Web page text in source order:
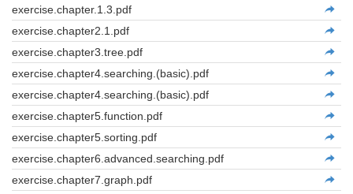
exercise.chapter.1.3.pdf
exercise.chapter2.1.pdf
exercise.chapter3.tree.pdf
exercise.chapter4.searching.(basic).pdf
exercise.chapter4.searching.(basic).pdf
exercise.chapter5.function.pdf
exercise.chapter5.sorting.pdf
exercise.chapter6.advanced.searching.pdf
exercise.chapter7.graph.pdf